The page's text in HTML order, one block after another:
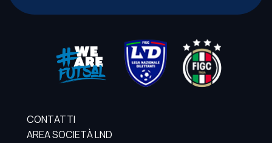
CONTATTI
AREA SOCIETÀ LND